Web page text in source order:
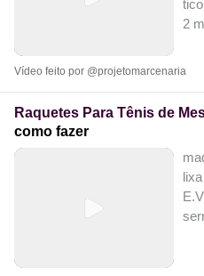
2
Vídeo feito por @projetomarcenaria
Raquetes Para Tênis de
como fazer
lixa